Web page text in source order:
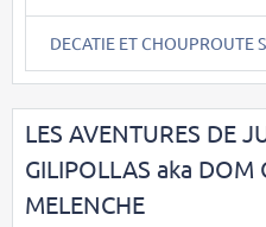
DECATIE ET CHOUPROUTE
LES AVENTURES DE
GILIPOLLAS aka DOM
MELENCHE